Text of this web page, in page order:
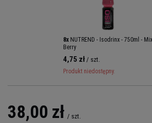
8x NUTREND - Isodrinx - 750ml - Mix
Berry
4,75 zł/ szt.
Produkt niedostępny.
38,00 zł / szt.